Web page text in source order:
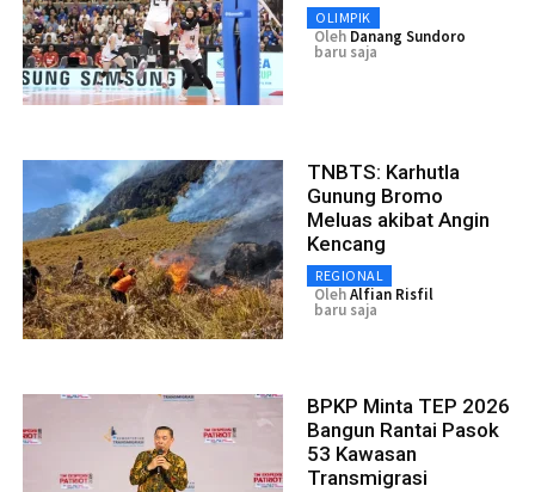
OLIMPIK
Oleh Danang Sundoro
baru saja
TNBTS: Karhutla
Gunung Bromo
Meluas akibat Angin
Kencang
REGIONAL
OlehAlfian Risfil
baru saja
BPKP Minta TEP 2026
Bangun Rantai Pasok
53 Kawasan
Transmigrasi